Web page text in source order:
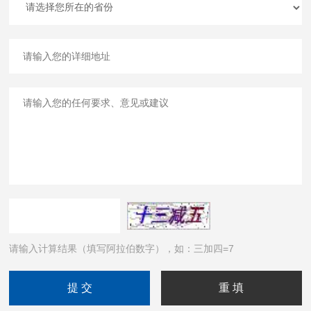
请输入计算结果（填写阿拉伯数字），如：三加四=7